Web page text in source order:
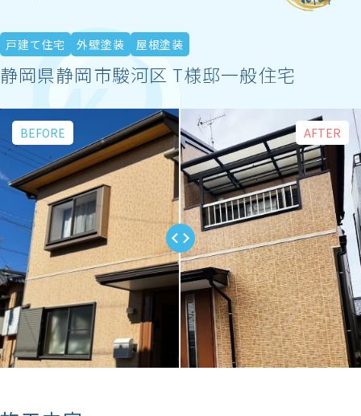
戸建て住宅 外壁塗装 屋根塗装
静岡県静岡市駿河区 T様邸一般住宅